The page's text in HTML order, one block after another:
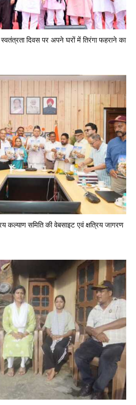
दिवस पर अपने घरों में तिरंगा फहराने का
कल्याण समिति की वेबसाइट एवं क्षत्रिय जागरण